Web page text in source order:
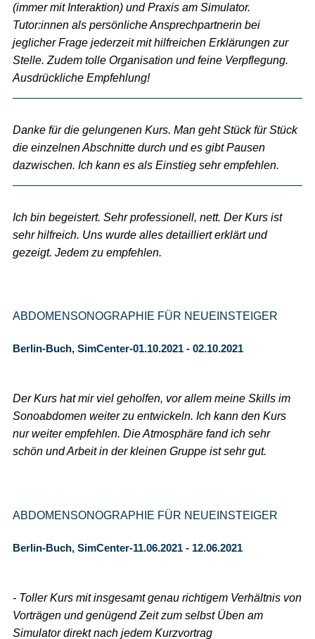
(immer mit Interaktion) und Praxis am Simulator.
Tutor:innen als persönliche Ansprechpartnerin bei
jeglicher Frage jederzeit mit hilfreichen Erklärungen zur
Stelle. Zudem tolle Organisation und feine Verpflegung.
Ausdrückliche Empfehlung!
Danke für die gelungenen Kurs. Man geht Stück für Stück
die einzelnen Abschnitte durch und es gibt Pausen
dazwischen. Ich kann es als Einstieg sehr empfehlen.
Ich bin begeistert. Sehr professionell, nett. Der Kurs ist
sehr hilfreich. Uns wurde alles detailliert erklärt und
gezeigt. Jedem zu empfehlen.
ABDOMENSONOGRAPHIE FÜR NEUEINSTEIGER
Berlin-Buch, SimCenter-01.10.2021 - 02.10.2021
Der Kurs hat mir viel geholfen, vor allem meine Skills im
Sonoabdomen weiter zu entwickeln. Ich kann den Kurs
nur weiter empfehlen. Die Atmosphäre fand ich sehr
schön und Arbeit in der kleinen Gruppe ist sehr gut.
ABDOMENSONOGRAPHIE FÜR NEUEINSTEIGER
Berlin-Buch, SimCenter-11.06.2021 - 12.06.2021
- Toller Kurs mit insgesamt genau richtigem Verhältnis von
Vorträgen und genügend Zeit zum selbst Üben am
Simulator direkt nach jedem Kurzvortrag